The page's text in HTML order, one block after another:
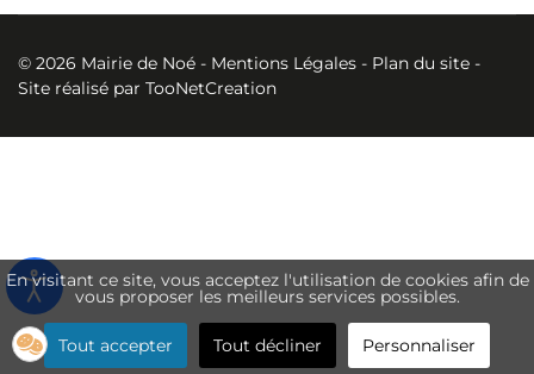
© 2026 Mairie de Noé - Mentions Légales - Plan du site -
Site réalisé par TooNetCreation
En visitant ce site, vous acceptez l'utilisation de cookies afin de
vous proposer les meilleurs services possibles.
Tout accepter Tout décliner Personnaliser